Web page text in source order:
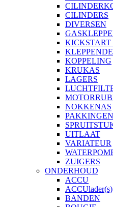
CILINDERS
DIVERSEN
KICKSTART
KOPPELING
KRUKAS
LAGERS
NOKKENAS
PAKKINGEN
UITLAAT
VARIATEUR
ZUIGERS
ONDERHOUD
ACCU
ACCUlader(s)
BANDEN